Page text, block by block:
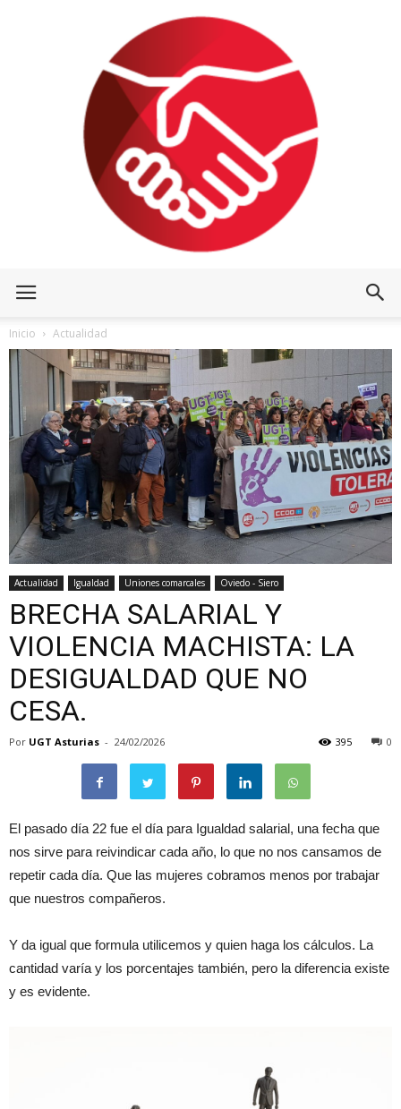
Inicio Actualidad
Actualidad Igualdad Uniones comarcales Oviedo - Siero
BRECHA SALARIAL Y
VIOLENCIA MACHISTA: LA
DESIGUALDAD QUE NO
CESA.
Por UGT Asturias - 24/02/2026 0
395
El pasado día 22 fue el día para Igualdad salarial, una fecha que
nos sirve para reivindicar cada año, lo que no nos cansamos de
repetir cada día. Que las mujeres cobramos menos por trabajar
que nuestros compañeros.
Y da igual que formula utilicemos y quien haga los cálculos. La
cantidad varía y los porcentajes también, pero la diferencia existe
y es evidente.